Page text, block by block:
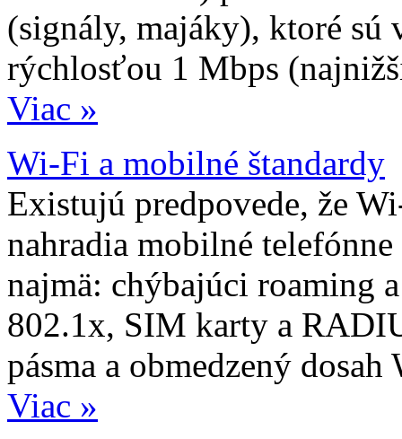
(signály, majáky), ktoré sú
rýchlosťou 1 Mbps
Viac »
Wi-Fi a mobilné štandardy
Existujú predpovede, že
nahradia mobilné
najmä: chýbajúci roaming
802.1x, SIM karty a
pásma a obmedzený dosah
Viac »